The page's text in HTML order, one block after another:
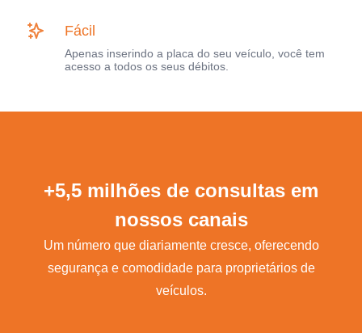
Fácil
Apenas inserindo a placa do seu veículo, você tem
acesso a todos os seus débitos.
+5,5 milhões de consultas em
nossos canais
Um número que diariamente cresce, oferecendo
segurança e comodidade para proprietários de
veículos.